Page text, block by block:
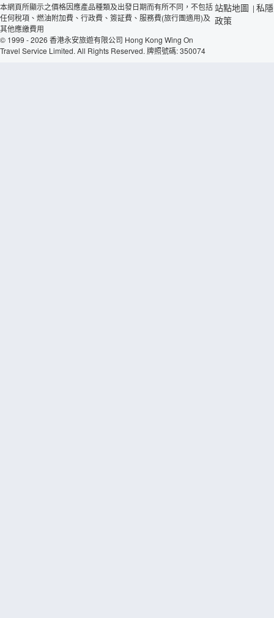
本網頁所顯示之價格因應產品種類及出發日期而有所不同，不包括
任何稅項、燃油附加費、行政費、簽証費、服務費(旅行團適用)及
其他應繳費用
© 1999 - 2026 香港永安旅遊有限公司 Hong Kong Wing On
Travel Service Limited. All Rights Reserved. 牌照號碼: 350074
站點地圖 | 私隱
政策